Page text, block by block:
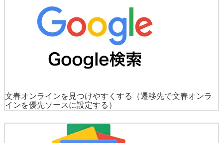
文春オンラインを見つけやすくする
（遷移先で文春オンラ
インを優先ソースに設定する）